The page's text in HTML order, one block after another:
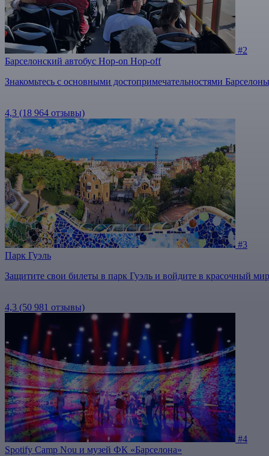
#2
Барселонский автобус Hop-on Hop-off
Знакомьтесь с основными достопримечательностями
4,3 (18 964 отзывы)
#3
Парк Гуэль
Защитите свои билеты в парк Гуэль и войдите в красочный
4,3 (50 981 отзывы)
#4
Spotify Camp Nou и музей ФК «Барселона»